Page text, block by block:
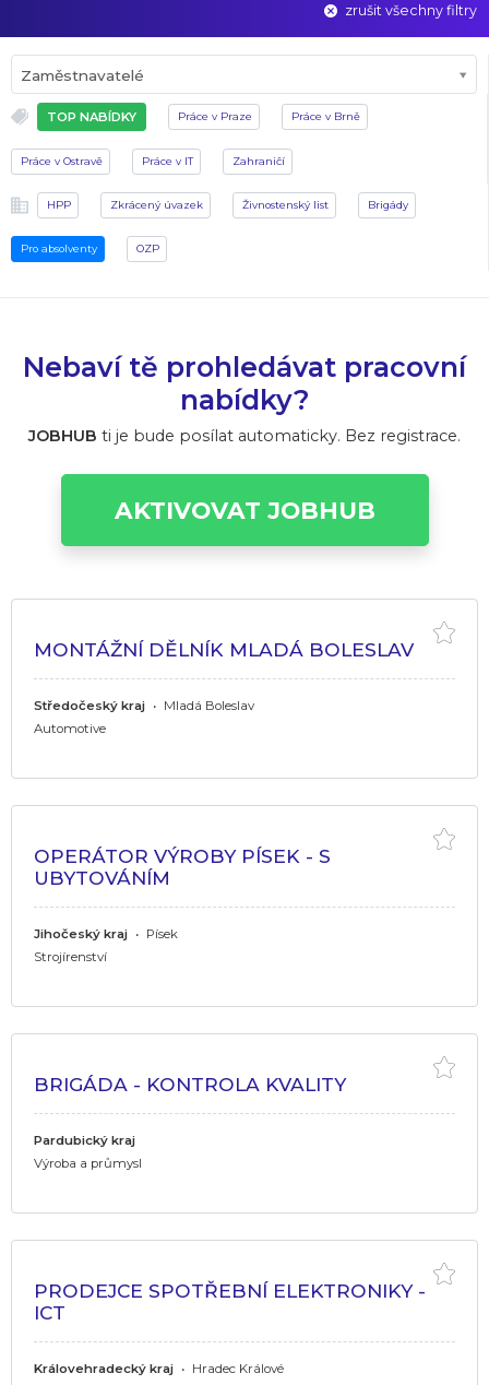
zrušit všechny filtry
Zaměstnavatelé
TOP NABÍDKY Práce v Praze Práce v Brně
Práce v Ostravě Práce v IT Zahraničí
HPP Zkrácený úvazek Živnostenský list Brigády
Pro absolventy OZP
Nebaví tě prohledávat pracovní
nabídky?
JOBHUB ti je bude posílat automaticky. Bez registrace.
AKTIVOVAT JOBHUB
MONTÁŽNÍ DĚLNÍK MLADÁ BOLESLAV
Středočeský kraj • Mladá Boleslav
Automotive
OPERÁTOR VÝROBY PÍSEK - S
UBYTOVÁNÍM
Jihočeský kraj • Písek
Strojírenství
BRIGÁDA - KONTROLA KVALITY
Pardubický kraj
Výroba a průmysl
PRODEJCE SPOTŘEBNÍ ELEKTRONIKY -
ICT
Královehradecký kraj • Hradec Králové